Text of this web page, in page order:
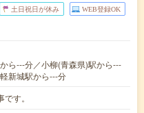
土日祝日が休み WEB登録OK
ら---分／小柳(青森県)駅から---
新城駅から---分
す。